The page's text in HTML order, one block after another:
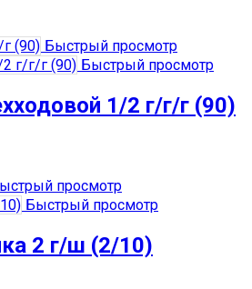
Быстрый просмотр
Быстрый просмотр
1/2 г/г/г (90)
просмотр
Быстрый просмотр
2 г/ш (2/10)